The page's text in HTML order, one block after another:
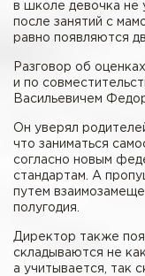
в школе девочка не
после занятий с
равно появляются
Разговор об
и по
Васильевичем
Он уверял
что заниматься
согласно новым
стандартам. А
путем
полугодия.
Директор также
складываются не
а учитывается, так